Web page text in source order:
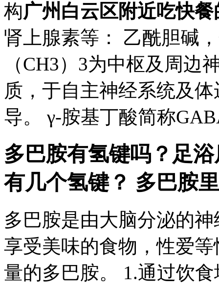
构广州白云区附近吃快
肾上腺素等： 乙酰胆碱
（CH3）3为中枢及周边
质，于自主神经系统及
导。 γ-胺基丁酸简称
多巴胺有氢键吗？ 足
有几个氢键？ 多巴胺
多巴胺是由大脑分泌的
享受美味的食物，性爱
量的多巴胺。 1.通过饮